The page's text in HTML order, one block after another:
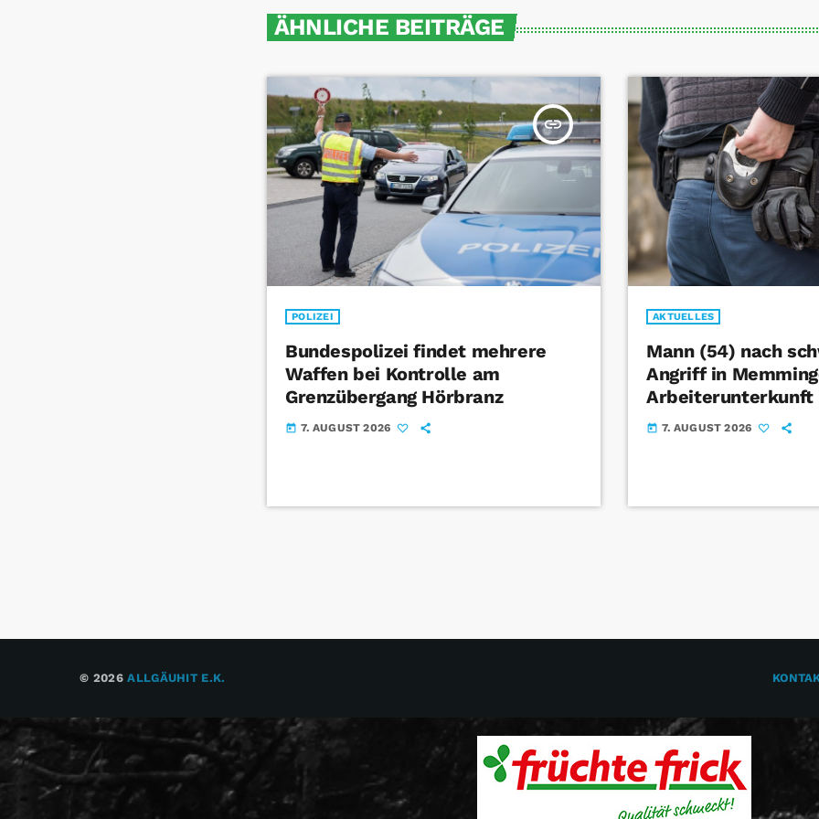
ÄHNLICHE BEITRÄGE
insert_link
POLIZEI
Bundespolizei findet mehrere
Waffen bei Kontrolle am
Grenzübergang Hörbranz
today 7. AUGUST 2026
AKTUELLES
Mann (54) nach
Angriff in
Arbeiterunterkunft
today 7. AUGUST 2026
© 2026ALLGÄUHIT E.K.